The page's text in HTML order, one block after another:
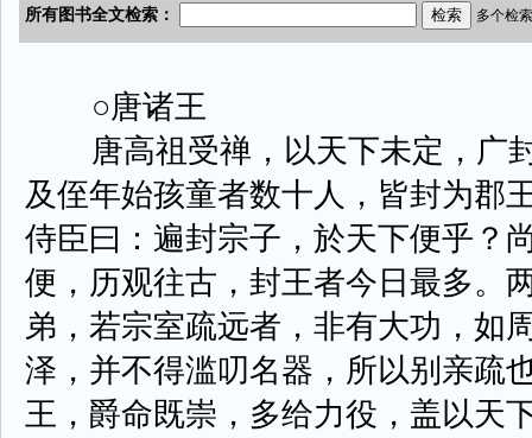
○唐诸王
唐高祖受禅，以天下未定，广
及侄年始孩童者数十人，皆封为郡
侍臣曰：遍封宗子，於天下便乎？
便，历观往古，封王者今日最多。
弟，若宗室疏远者，非有大功，如
泽，并不得滥叨名器，所以别亲疏
王，爵命既崇，多给力役，盖以天